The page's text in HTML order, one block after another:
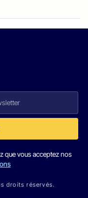
que vous acceptez nos
droits réservés.